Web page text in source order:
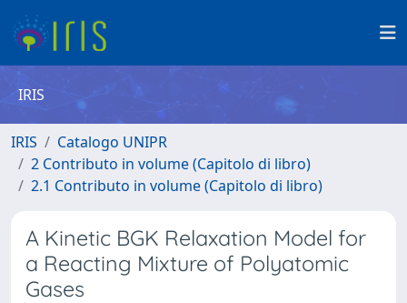
IRIS
IRIS
Catalogo UNIPR
2 Contributo in volume (Capitolo di libro)
2.1 Contributo in volume (Capitolo di libro)
A Kinetic BGK Relaxation Model for
a Reacting Mixture of Polyatomic
Gases